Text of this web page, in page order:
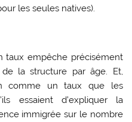
les seules natives).
taux empêche précisément
la structure par âge. Et,
comme un taux que les
essaient d’expliquer la
immigrée sur le nombre